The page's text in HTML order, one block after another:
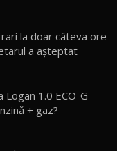
și Confortabil
/ AutoBlog.MD
Testat în
la doar câteva ore
a aşteptat
1.0 ECO-G
+ gaz?